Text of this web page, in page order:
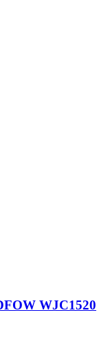
WJC1520